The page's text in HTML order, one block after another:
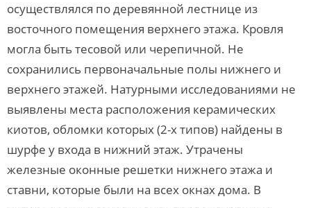
осуществлялся по деревянной лестнице из
восточного помещения верхнего этажа. Кровля
могла быть тесовой или черепичной. Не
сохранились первоначальные полы нижнего и
верхнего этажей. Натурными исследованиями не
выявлены места расположения керамических
киотов, обломки которых (2-х типов) найдены в
шурфе у входа в нижний этаж. Утрачены
железные оконные решетки нижнего этажа и
ставни, которые были на всех окнах дома. В